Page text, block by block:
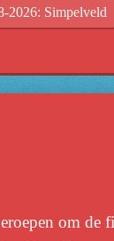
2026: Simpelveld
om de